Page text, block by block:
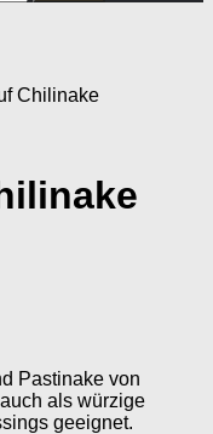
Chilinake
Pastinake von
als würzige
geeignet.